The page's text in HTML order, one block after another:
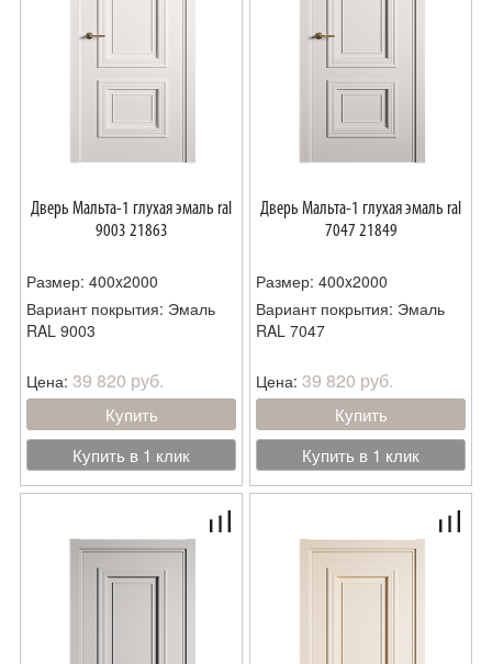
Дверь Мальта-1 глухая эмаль ral
9003 21863
Размер: 400x2000
Вариант покрытия: Эмаль
RAL 9003
Цена: 39 820 руб.
Купить
Купить в 1 клик
Дверь Мальта-1 глухая эмаль ral
7047 21849
Размер: 400x2000
Вариант покрытия: Эмаль
RAL 7047
Цена: 39 820 руб.
Купить
Купить в 1 клик